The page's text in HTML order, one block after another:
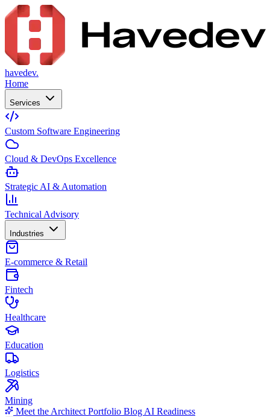
havedev.
Home
Services
Custom Software Engineering
Cloud & DevOps Excellence
Strategic AI & Automation
Technical Advisory
Industries
E-commerce & Retail
Fintech
Healthcare
Education
Logistics
Mining
Meet the Architect Portfolio Blog AI Readiness